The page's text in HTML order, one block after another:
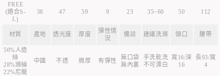
FREE
(適合S-
L)
38 47 59 9 23 35~60 50 112
材質 產地 透光度 厚度
彈性情
況
備註 建議洗滌 領口 腰帶
50%人造
絲
28%滌綸
22%尼龍
中國 不透 微厚 有彈性
無口袋
無內裏
手洗乾洗
不可漂白
寬16/深
16
長93/寬
4